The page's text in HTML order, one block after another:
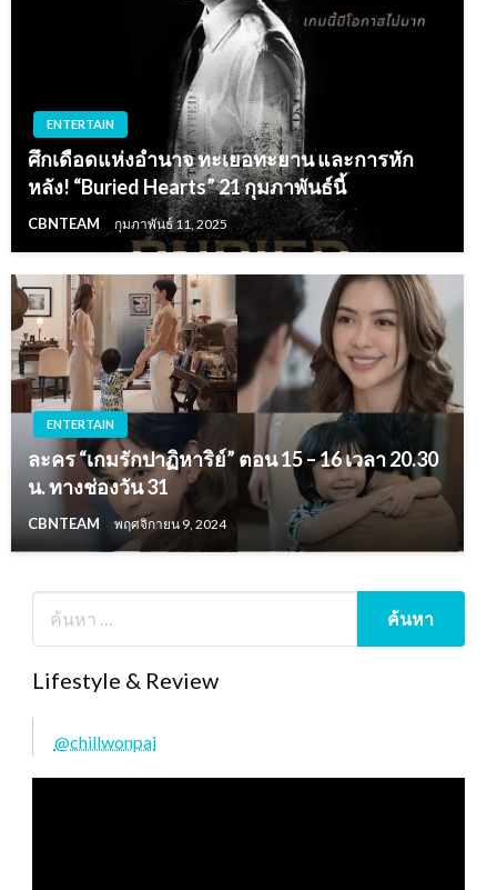
ENTERTAIN
ศึกเดือดแห่งอำนาจ ทะเยอทะยาน และการหัก
หลัง! “Buried Hearts” 21 กุมภาพันธ์นี้
CBNTEAM กุมภาพันธ์ 11, 2025
ENTERTAIN
ละคร “เกมรักปาฏิหาริย์” ตอน 15 – 16 เวลา 20.30
น. ทางช่องวัน 31
CBNTEAM พฤศจิกายน 9, 2024
Lifestyle & Review
@chillwonpai